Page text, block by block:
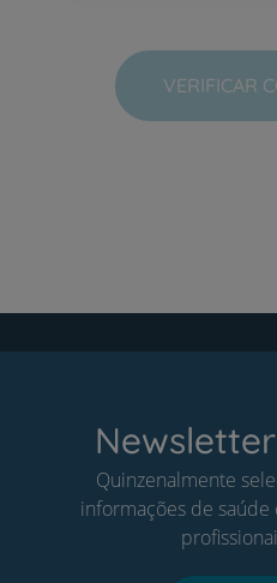
VERIFICAR
Quinzenalmente
informações de saúde